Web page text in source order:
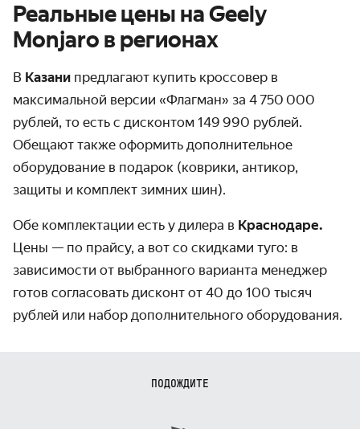
Реальные цены на Geely
Monjaro в регионах
В Казани предлагают купить кроссовер в
максимальной версии «Флагман» за 4 750 000
рублей, то есть с дисконтом 149 990 рублей.
Обещают также оформить дополнительное
оборудование в подарок (коврики, антикор,
защиты и комплект зимних шин).
Обе комплектации есть у дилера в Краснодаре.
Цены — по прайсу, а вот со скидками туго: в
зависимости от выбранного варианта менеджер
готов согласовать дисконт от 40 до 100 тысяч
рублей или набор дополнительного оборудования.
ПОДОЖДИТЕ